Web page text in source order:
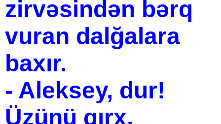
zirvəsindən bərq
vuran dalğalara
baxır.
- Aleksey, dur!
Üzünü qırx,